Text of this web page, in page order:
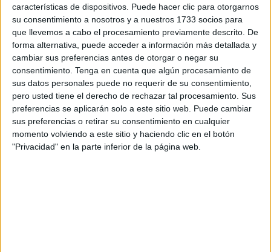
características de dispositivos. Puede hacer clic para otorgarnos
su consentimiento a nosotros y a nuestros 1733 socios para
que llevemos a cabo el procesamiento previamente descrito. De
forma alternativa, puede acceder a información más detallada y
cambiar sus preferencias antes de otorgar o negar su
consentimiento. Tenga en cuenta que algún procesamiento de
sus datos personales puede no requerir de su consentimiento,
pero usted tiene el derecho de rechazar tal procesamiento. Sus
preferencias se aplicarán solo a este sitio web. Puede cambiar
sus preferencias o retirar su consentimiento en cualquier
momento volviendo a este sitio y haciendo clic en el botón
"Privacidad" en la parte inferior de la página web.
milites/mercenarios, “que todo lo sufren en cualquier
asalto, sólo no sufren que les hablen alto” como acuñó
Calderón de la Barca, eran españoles, con la de los
ingleses, contra los que nos defendimos más veces que
atacamos y que nos han terminado dejando en el desigual
balance, el baldón de Gibraltar. En este punto, resulta
imperativo, amén de didáctico, mi habitual recurso a
Gondomar, el embajador más positivamente activo que
hemos tenido ante la corte de San Jaime, “donde
compartía botella con el rey Jacobo I”: “A Ynglaterra